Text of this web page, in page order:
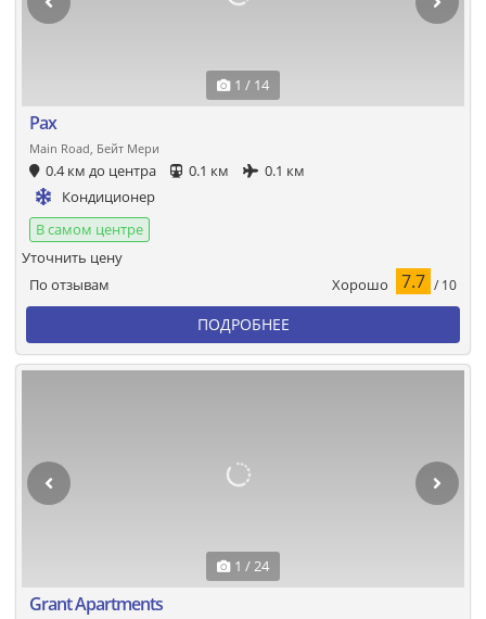
1 / 14
Pax
Main Road, Бейт Мери
0.4 км до центра 0.1 км
0.1 км
Кондиционер
В самом центре
По отзывам Хорошо 7.7 / 10
Уточнить цену
ПОДРОБНЕЕ
1 / 24
Grant Apartments